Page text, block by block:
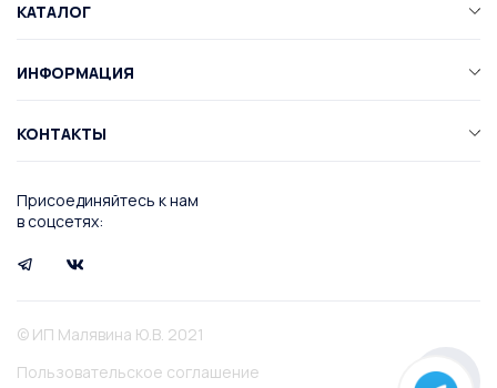
Присоединяйтесь к нам
в соцсетях:
КАТАЛОГ
ИНФОРМАЦИЯ
КОНТАКТЫ
© ИП Малявина Ю.В. 2021
Пользовательское соглашение